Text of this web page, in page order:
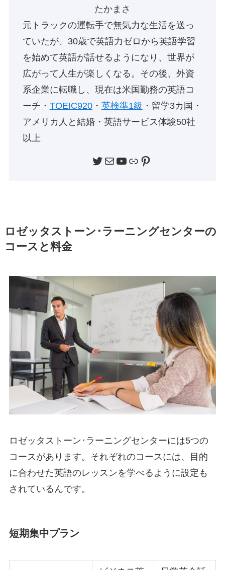
たかまさ
元トラックの運転手で無気力な生活を送っ
ていたが、30歳で英語力ゼロから英語学習
を始めて英語が話せるようになり、世界が
広がって人生が楽しくなる。その後、外資
系企業に転職し、現在は米国勤務の英語コ
ーチ・ TOEIC920・ 英検準1級 ・留学3カ国・
アメリカ人と結婚・英語サービス体験50社
以上
Twitter メールYouTube リンク Pinterest
ロゼッタストーン･ラーニングセンターの
コースと料金
ロゼッタストーン･ラーニングセンターには5つの
コースがあります。それぞれのコースには、目的
に合わせた英語のレッスンを学べるように設定も
されているんです。
短期集中プラン